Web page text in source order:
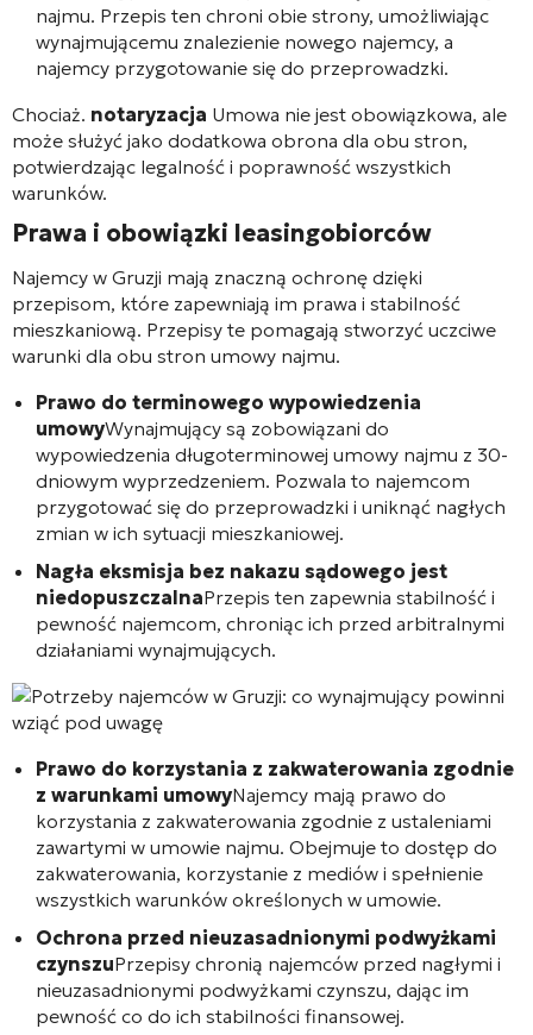
najmu. Przepis ten chroni obie strony, umożliwiając
wynajmującemu znalezienie nowego najemcy, a
najemcy przygotowanie się do przeprowadzki.
Chociaż. notaryzacja Umowa nie jest obowiązkowa, ale
może służyć jako dodatkowa obrona dla obu stron,
potwierdzając legalność i poprawność wszystkich
warunków.
Prawa i obowiązki leasingobiorców
Najemcy w Gruzji mają znaczną ochronę dzięki
przepisom, które zapewniają im prawa i stabilność
mieszkaniową. Przepisy te pomagają stworzyć uczciwe
warunki dla obu stron umowy najmu.
Prawo do terminowego wypowiedzenia
umowyWynajmujący są zobowiązani do
wypowiedzenia długoterminowej umowy najmu z 30-
dniowym wyprzedzeniem. Pozwala to najemcom
przygotować się do przeprowadzki i uniknąć nagłych
zmian w ich sytuacji mieszkaniowej.
Nagła eksmisja bez nakazu sądowego jest
niedopuszczalnaPrzepis ten zapewnia stabilność i
pewność najemcom, chroniąc ich przed arbitralnymi
działaniami wynajmujących.
Prawo do korzystania z zakwaterowania zgodnie
z warunkami umowyNajemcy mają prawo do
korzystania z zakwaterowania zgodnie z ustaleniami
zawartymi w umowie najmu. Obejmuje to dostęp do
zakwaterowania, korzystanie z mediów i spełnienie
wszystkich warunków określonych w umowie.
Ochrona przed nieuzasadnionymi podwyżkami
czynszuPrzepisy chronią najemców przed nagłymi i
nieuzasadnionymi podwyżkami czynszu, dając im
pewność co do ich stabilności finansowej.